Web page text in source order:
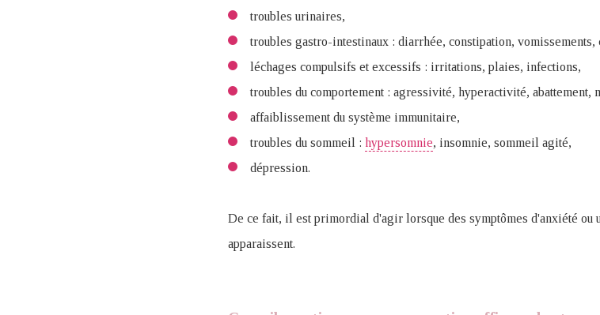
troubles urinaires,
troubles gastro-intestinaux : diarrhée, constipation,
léchages compulsifs et excessifs : irritations, plaies, infections,
troubles du comportement : agressivité, hyperactivité, abattement,
affaiblissement du système immunitaire,
troubles du sommeil : hypersomnie, insomnie, sommeil agité,
dépression.
De ce fait, il est primordial d'agir lorsque des symptômes d'anxiété ou
apparaissent.